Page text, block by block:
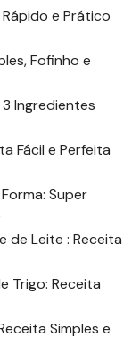
e Prático
Fofinho e
Ingredientes
Fácil e Perfeita
Super
de Leite : Receita
Trigo: Receita
Simples e